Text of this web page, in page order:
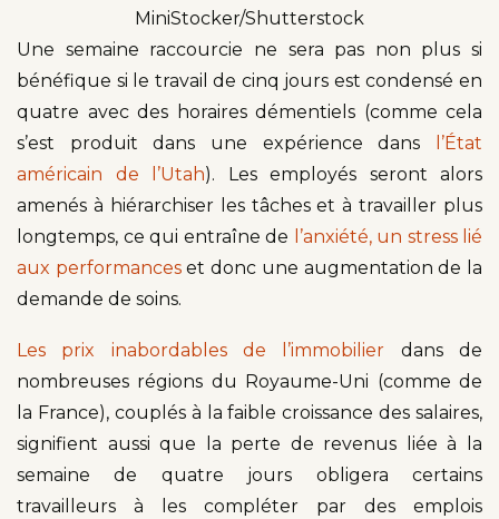
MiniStocker/Shutterstock
Une semaine raccourcie ne sera pas non plus si
bénéfique si le travail de cinq jours est condensé en
quatre avec des horaires démentiels (comme cela
s’est produit dans une expérience dans
l’État
américain de l’Utah). Les employés seront alors
amenés à hiérarchiser les tâches et à travailler plus
longtemps, ce qui entraîne de
l’anxiété, un stress lié
aux performanceset donc une augmentation de la
demande de soins.
Les prix inabordables de l’immobilier dans de
nombreuses régions du Royaume-Uni (comme de
la France), couplés à la faible croissance des salaires,
signifient aussi que la perte de revenus liée à la
semaine de quatre jours obligera certains
travailleurs à les compléter par des emplois